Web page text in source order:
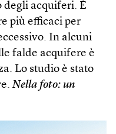
degli acquiferi. È
più efficaci per
In alcuni
falde acquifere è
Lo studio è stato
Nella foto: un